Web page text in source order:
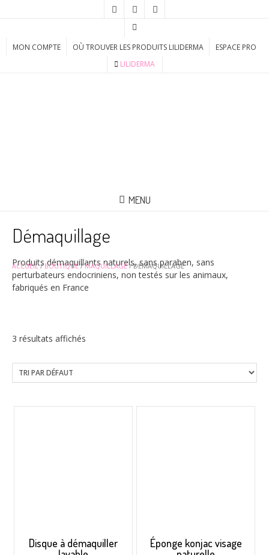
MON COMPTE OÙ TROUVER LES PRODUITS LILIDERMA
ESPACE PRO
LILIDERMA
MENU
ACCUEIL/BOUTIQUE/MAQUILLAGE/ DÉMAQUILLAGE
Démaquillage
Produits démaquillants naturels, sans paraben, sans
perturbateurs endocriniens, non testés sur les animaux,
fabriqués en France
3 résultats affichés
Disque à démaquiller
Éponge konjac visage